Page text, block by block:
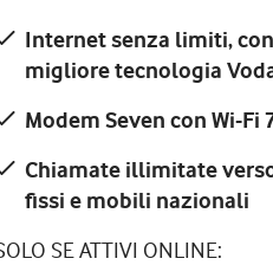
Internet senza limiti,
migliore tecnologia
Modem Seven con Wi-Fi
Chiamate illimitate
fissi e mobili nazionali
SE ATTIVI ONLINE: